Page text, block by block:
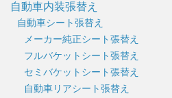
自動車内装張替え
自動車シート張替え
メーカー純正シート張替え
フルバケットシート張替え
セミバケットシート張替え
自動車リアシート張替え